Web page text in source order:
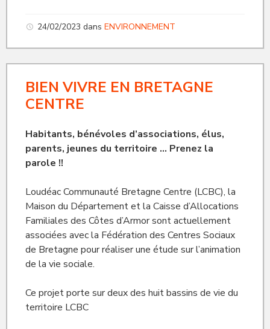
24/02/2023 dans ENVIRONNEMENT
BIEN VIVRE EN BRETAGNE
CENTRE
Habitants, bénévoles d’associations, élus,
parents, jeunes du territoire … Prenez la
parole !!
Loudéac Communauté Bretagne Centre (LCBC), la
Maison du Département et la Caisse d’Allocations
Familiales des Côtes d’Armor sont actuellement
associées avec la Fédération des Centres Sociaux
de Bretagne pour réaliser une étude sur l’animation
de la vie sociale.
Ce projet porte sur deux des huit bassins de vie du
territoire LCBC